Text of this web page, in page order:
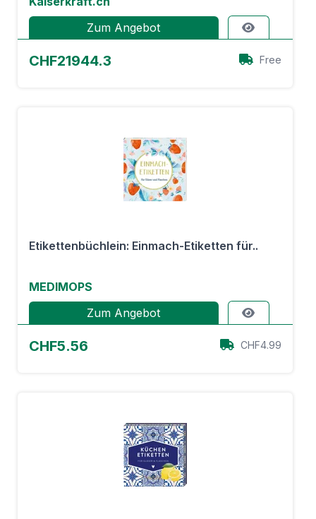
Zum Angebot
CHF21944.3 Free
Etikettenbüchlein: Einmach-Etiketten für..
MEDIMOPS
Zum Angebot
CHF5.56 CHF4.99